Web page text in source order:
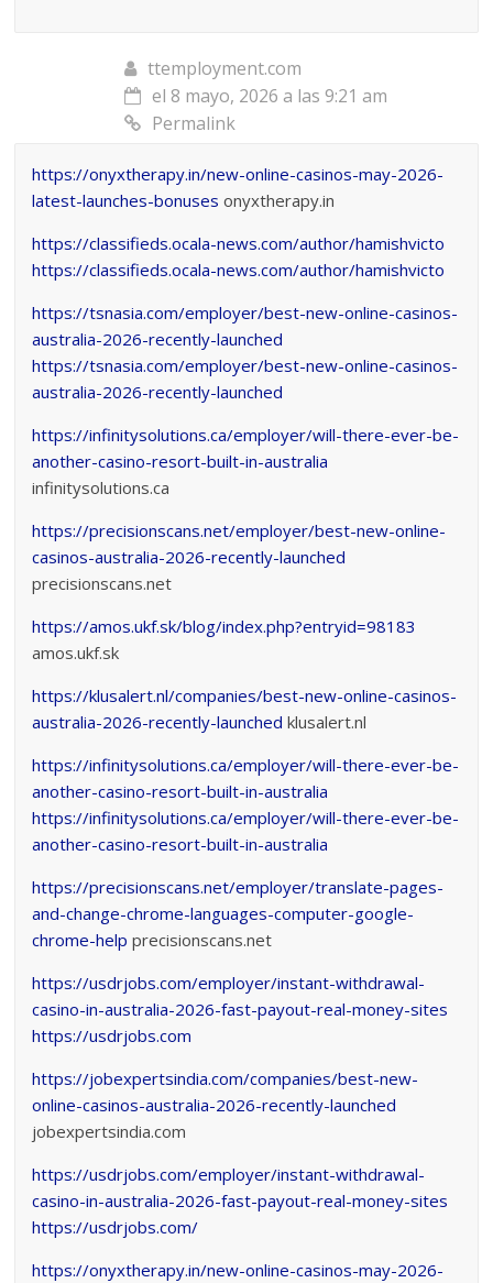
ttemployment.com
el 8 mayo, 2026 a las 9:21 am
Permalink
https://onyxtherapy.in/new-online-casinos-may-2026-
latest-launches-bonuses onyxtherapy.in
https://classifieds.ocala-news.com/author/hamishvicto
https://classifieds.ocala-news.com/author/hamishvicto
https://tsnasia.com/employer/best-new-online-casinos-
australia-2026-recently-launched
https://tsnasia.com/employer/best-new-online-casinos-
australia-2026-recently-launched
https://infinitysolutions.ca/employer/will-there-ever-be-
another-casino-resort-built-in-australia
infinitysolutions.ca
https://precisionscans.net/employer/best-new-online-
casinos-australia-2026-recently-launched
precisionscans.net
https://amos.ukf.sk/blog/index.php?entryid=98183
amos.ukf.sk
https://klusalert.nl/companies/best-new-online-casinos-
australia-2026-recently-launched klusalert.nl
https://infinitysolutions.ca/employer/will-there-ever-be-
another-casino-resort-built-in-australia
https://infinitysolutions.ca/employer/will-there-ever-be-
another-casino-resort-built-in-australia
https://precisionscans.net/employer/translate-pages-
and-change-chrome-languages-computer-google-
chrome-help precisionscans.net
https://usdrjobs.com/employer/instant-withdrawal-
casino-in-australia-2026-fast-payout-real-money-sites
https://usdrjobs.com
https://jobexpertsindia.com/companies/best-new-
online-casinos-australia-2026-recently-launched
jobexpertsindia.com
https://usdrjobs.com/employer/instant-withdrawal-
casino-in-australia-2026-fast-payout-real-money-sites
https://usdrjobs.com/
https://onyxtherapy.in/new-online-casinos-may-2026-